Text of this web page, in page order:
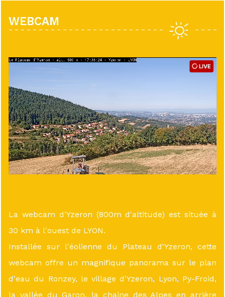
WEBCAM
La webcam d'Yzeron (800m d'altitude) est située à
30 km à l'ouest de LYON.
Installée sur l'éolienne du Plateau d'Yzeron, cette
webcam offre un magnifique panorama sur le plan
d'eau du Ronzey, le village d'Yzeron, Lyon, Py-Froid,
la vallée du Garon, la chaine des Alpes en arrière